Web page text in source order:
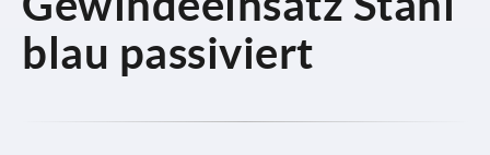
blau passiviert